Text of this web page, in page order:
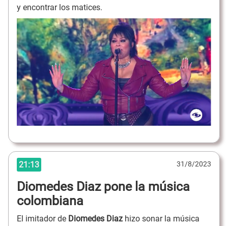
y encontrar los matices.
21:13 31/8/2023
Diomedes Diaz pone la música
colombiana
El imitador de Diomedes Diaz hizo sonar la música